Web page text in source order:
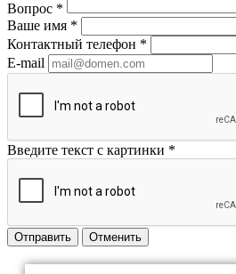
Вопрос *
Ваше имя *
Контактный телефон *
E-mail
Введите текст с картинки *
Отправить Отменить